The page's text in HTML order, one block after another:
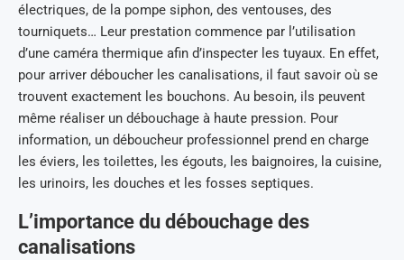
électriques, de la pompe siphon, des ventouses, des
tourniquets… Leur prestation commence par l’utilisation
d’une caméra thermique afin d’inspecter les tuyaux. En effet,
pour arriver déboucher les canalisations, il faut savoir où se
trouvent exactement les bouchons. Au besoin, ils peuvent
même réaliser un débouchage à haute pression. Pour
information, un déboucheur professionnel prend en charge
les éviers, les toilettes, les égouts, les baignoires, la cuisine,
les urinoirs, les douches et les fosses septiques.
L’importance du débouchage des
canalisations